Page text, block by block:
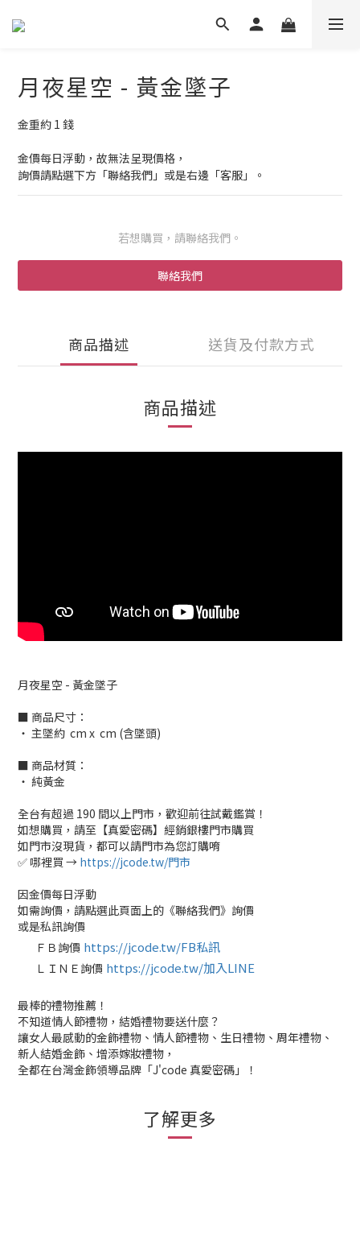
月夜星空 - 黃金墜子
金重約 1 錢
金價每日浮動，故無法呈現價格，
詢價請點選下方「聯絡我們」或是右邊「客服」。
若想購買，請聯絡我們。
聯絡我們
商品描述 送貨及付款方式
商品描述
月夜星空 - 黃金墜子
■ 商品尺寸：
‧ 主墜約 cm x cm (含墜頭)
■ 商品材質：
‧ 純黃金
全台有超過 190 間以上門市，歡迎前往試戴鑑賞！
如想購買，請至【真愛密碼】經銷銀樓門市購買
如門市沒現貨，都可以請門市為您訂購唷
✅ 哪裡買 → https://jcode.tw/門市
因金價每日浮動
如需詢價，請點選此頁面上的《聯絡我們》詢價
或是私訊詢價
ＦＢ詢價 https://jcode.tw/FB私訊
ＬＩＮＥ詢價 https://jcode.tw/加入LINE
最棒的禮物推薦！
不知道情人節禮物，結婚禮物要送什麼？
讓女人最感動的金飾禮物、情人節禮物、生日禮物、周年禮物、
新人結婚金飾、增添嫁妝禮物，
全都在台灣金飾領導品牌「J'code 真愛密碼」！
了解更多